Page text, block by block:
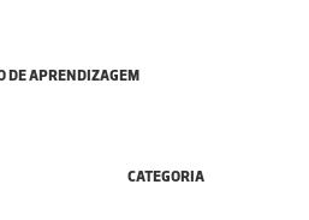
DE APRENDIZAGEM
CATEGORIA